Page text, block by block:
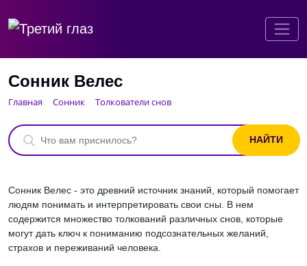
Сонник Велес
Главная Сонник Толкователи снов
Сонник Велес - это древний источник знаний, который помогает
людям понимать и интерпретировать свои сны. В нем
содержится множество толкований различных снов, которые
могут дать ключ к пониманию подсознательных желаний,
страхов и переживаний человека.